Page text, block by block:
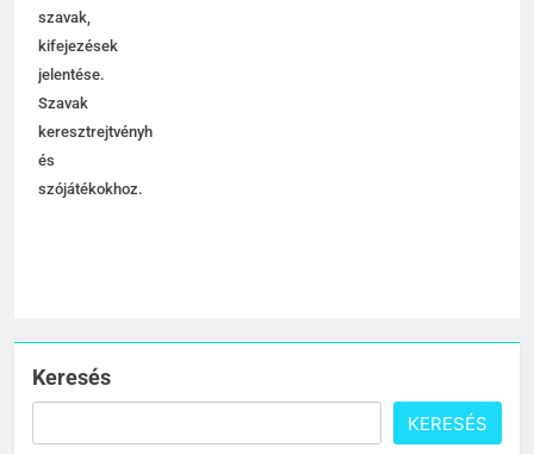
szavak,
kifejezések
jelentése.
Szavak
keresztrejtvényhez
és
szójátékokhoz.
Keresés
KERESÉS
8
2